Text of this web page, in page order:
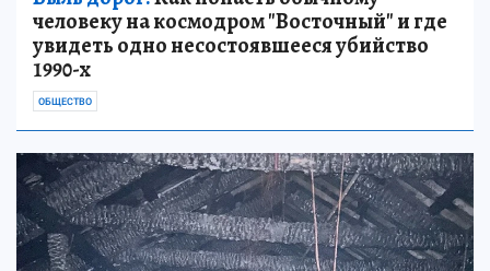
человеку на космодром "Восточный" и где
увидеть одно несостоявшееся убийство
1990-х
ОБЩЕСТВО